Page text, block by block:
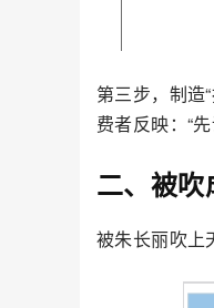
第三步，制造
费者反映：“
二、被吹
被朱长丽吹上